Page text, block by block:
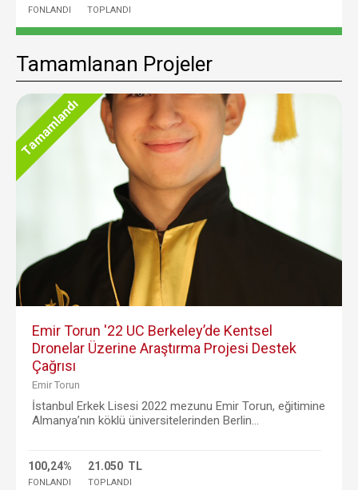
FONLANDI TOPLANDI
Tamamlanan Projeler
Tamamlandı
Emir Torun '22 UC Berkeley’de Kentsel
Dronelar Üzerine Araştırma Projesi Destek
Çağrısı
Emir Torun
İstanbul Erkek Lisesi 2022 mezunu Emir Torun, eğitimine
Almanya’nın köklü üniversitelerinden Berlin...
100,24%
FONLANDI
21.050 TL
TOPLANDI